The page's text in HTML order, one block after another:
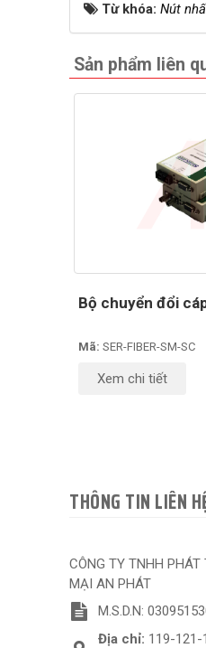
Từ khóa: Nút
Sản phẩm liên
Bộ chuyển đổi
Mã: SER-FIBER-SM-SC
Xem chi tiết
THÔNG TIN LIÊN
CÔNG TY TNHH PHÁT
MẠI AN PHÁT
M.S.D.N:
Địa chỉ: 119-121-